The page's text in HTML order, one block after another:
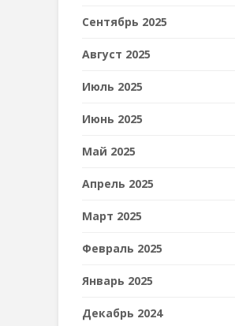
Сентябрь 2025
Август 2025
Июль 2025
Июнь 2025
Май 2025
Апрель 2025
Март 2025
Февраль 2025
Январь 2025
Декабрь 2024